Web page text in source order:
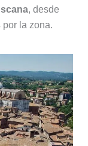
, desde
por la zona.